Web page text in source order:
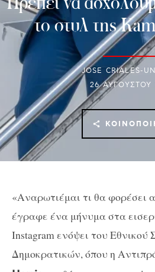
το στυλ της
JOSE CRIALES-
26 ΑΥΓΟΎΣΤΟΥ
«Αναρωτιέμαι τι θα φορέσει
έγραφε ένα μήνυμα στα
Instagram ενόψει του Εθνικού
Δημοκρατικών, όπου η